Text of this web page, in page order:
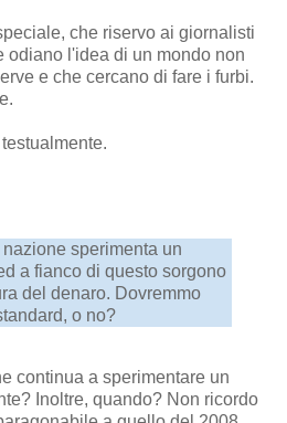
che riservo ai giornalisti
odiano l'idea di un mondo non
e che cercano di fare i furbi.
sperimenta un
a fianco di questo sorgono
del denaro. Dovremmo
o no?
continua a sperimentare un
Inoltre, quando? Non ricordo